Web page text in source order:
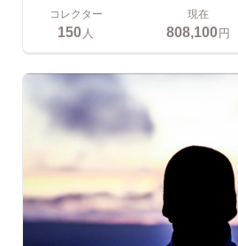
コレクター
150 人
現在
808,100円